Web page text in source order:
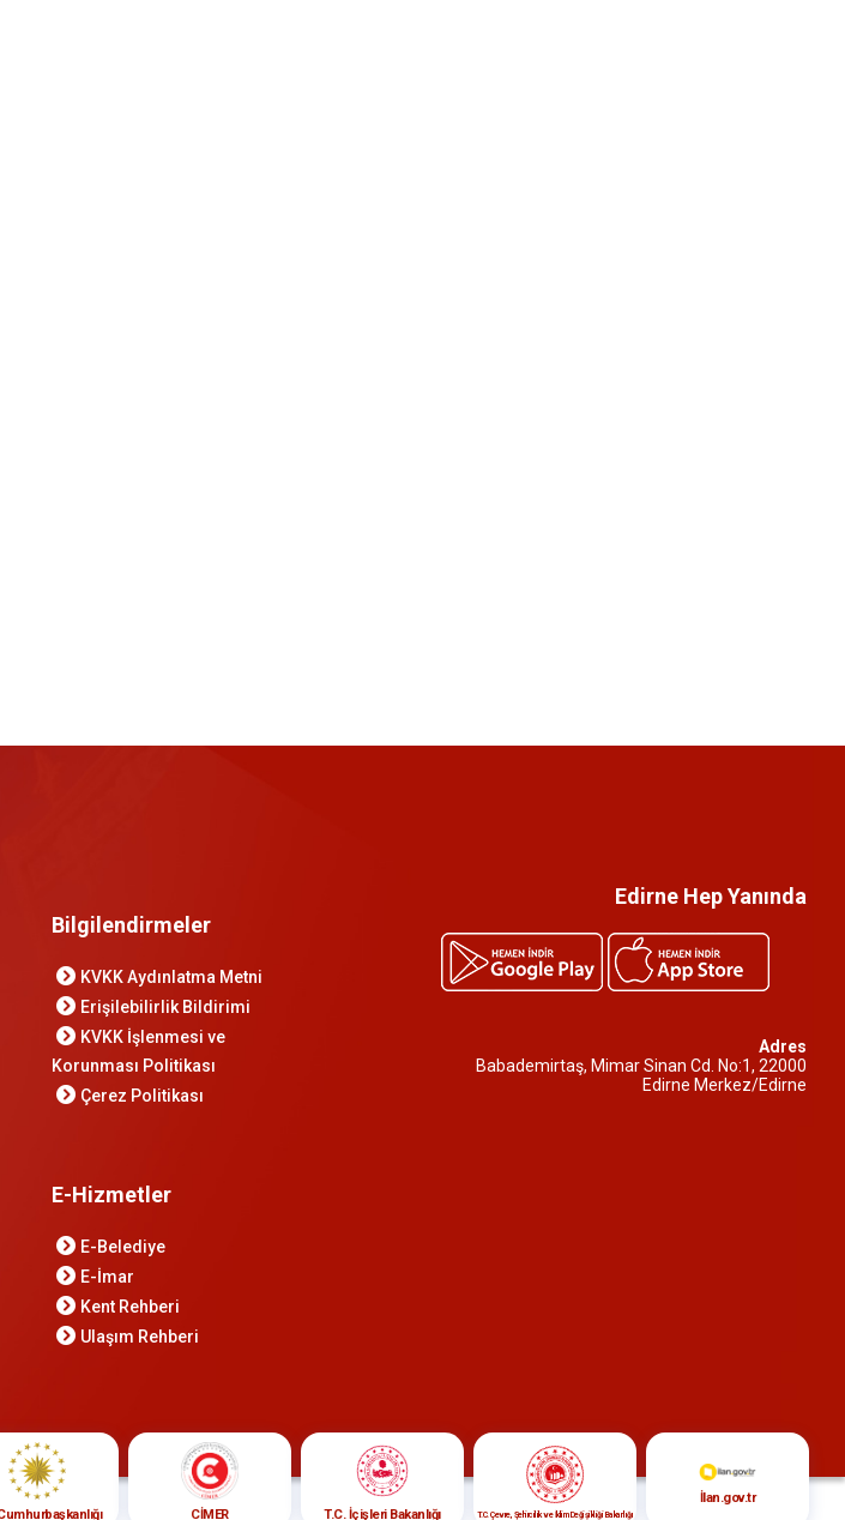
Bilgilendirmeler
KVKK Aydınlatma Metni
Erişilebilirlik Bildirimi
KVKK İşlenmesi ve
Korunması Politikası
Çerez Politikası
E-Hizmetler
E-Belediye
E-İmar
Kent Rehberi
Ulaşım Rehberi
Edirne Hep Yanında
Adres
Babademirtaş, Mimar Sinan Cd. No:1, 22000
Edirne Merkez/Edirne
CİMER T.C. İçişleri Bakanlığı T.C. Çevre, Şehircilik ve İklim Değişikliği Bakanlığı
İlan.gov.tr